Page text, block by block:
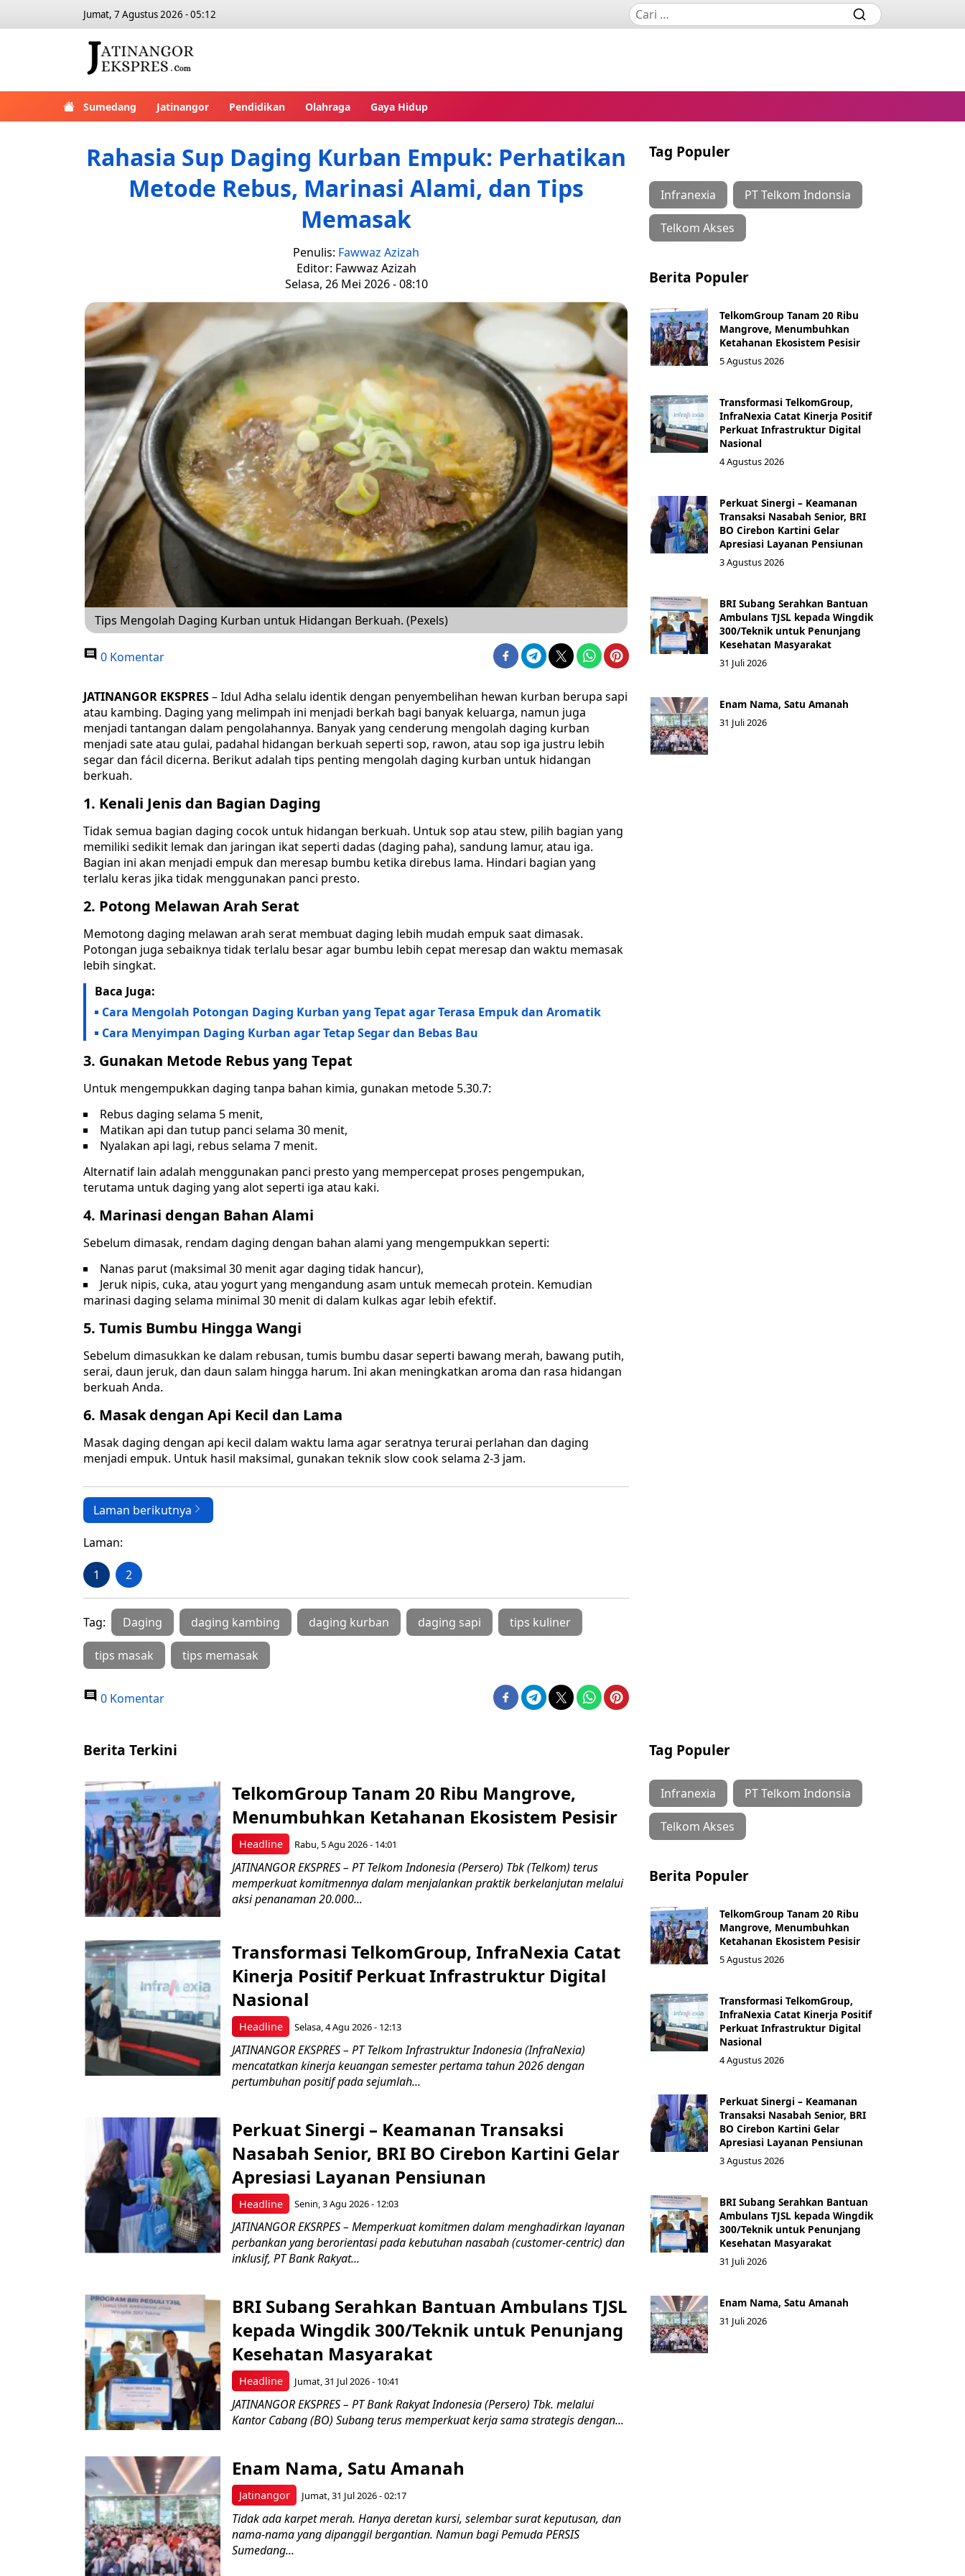
Jumat, 7 Agustus 2026 - 05:12
Sumedang Jatinangor Pendidikan Olahraga Gaya Hidup
Rahasia Sup Daging Kurban Empuk: Perhatikan
Metode Rebus, Marinasi Alami, dan Tips
Memasak
Penulis: Fawwaz Azizah
Editor: Fawwaz Azizah
Selasa, 26 Mei 2026 - 08:10
Tips Mengolah Daging Kurban untuk Hidangan Berkuah. (Pexels)
0 Komentar
JATINANGOR EKSPRES– Idul Adha selalu identik dengan penyembelihan hewan kurban berupa sapi
atau kambing. Daging yang melimpah ini menjadi berkah bagi banyak keluarga, namun juga
menjadi tantangan dalam pengolahannya. Banyak yang cenderung mengolah daging kurban
menjadi sate atau gulai, padahal hidangan berkuah seperti sop, rawon, atau sop iga justru lebih
segar dan fácil dicerna. Berikut adalah tips penting mengolah daging kurban untuk hidangan
berkuah.
1. Kenali Jenis dan Bagian Daging
Tidak semua bagian daging cocok untuk hidangan berkuah. Untuk sop atau stew, pilih bagian yang
memiliki sedikit lemak dan jaringan ikat seperti dadas (daging paha), sandung lamur, atau iga.
Bagian ini akan menjadi empuk dan meresap bumbu ketika direbus lama. Hindari bagian yang
terlalu keras jika tidak menggunakan panci presto.
2. Potong Melawan Arah Serat
Memotong daging melawan arah serat membuat daging lebih mudah empuk saat dimasak.
Potongan juga sebaiknya tidak terlalu besar agar bumbu lebih cepat meresap dan waktu memasak
lebih singkat.
Baca Juga:
Cara Mengolah Potongan Daging Kurban yang Tepat agar Terasa Empuk dan Aromatik
Cara Menyimpan Daging Kurban agar Tetap Segar dan Bebas Bau
3. Gunakan Metode Rebus yang Tepat
Untuk mengempukkan daging tanpa bahan kimia, gunakan metode 5.30.7:
Rebus daging selama 5 menit,
Matikan api dan tutup panci selama 30 menit,
Nyalakan api lagi, rebus selama 7 menit.
Alternatif lain adalah menggunakan panci presto yang mempercepat proses pengempukan,
terutama untuk daging yang alot seperti iga atau kaki.
4. Marinasi dengan Bahan Alami
Sebelum dimasak, rendam daging dengan bahan alami yang mengempukkan seperti:
Nanas parut (maksimal 30 menit agar daging tidak hancur),
Jeruk nipis, cuka, atau yogurt yang mengandung asam untuk memecah protein. Kemudian
marinasi daging selama minimal 30 menit di dalam kulkas agar lebih efektif.
5. Tumis Bumbu Hingga Wangi
Sebelum dimasukkan ke dalam rebusan, tumis bumbu dasar seperti bawang merah, bawang putih,
serai, daun jeruk, dan daun salam hingga harum. Ini akan meningkatkan aroma dan rasa hidangan
berkuah Anda.
6. Masak dengan Api Kecil dan Lama
Masak daging dengan api kecil dalam waktu lama agar seratnya terurai perlahan dan daging
menjadi empuk. Untuk hasil maksimal, gunakan teknik slow cook selama 2-3 jam.
Laman berikutnya
Laman:
1 2
Tag: Daging daging kambing daging kurban daging sapi tips kuliner
tips masak tips memasak
0 Komentar
Tag Populer
Infranexia PT Telkom Indonsia
Telkom Akses
Berita Populer
TelkomGroup Tanam 20 Ribu
Mangrove, Menumbuhkan
Ketahanan Ekosistem Pesisir
5 Agustus 2026
Transformasi TelkomGroup,
InfraNexia Catat Kinerja Positif
Perkuat Infrastruktur Digital
Nasional
4 Agustus 2026
Perkuat Sinergi – Keamanan
Transaksi Nasabah Senior, BRI
BO Cirebon Kartini Gelar
Apresiasi Layanan Pensiunan
3 Agustus 2026
BRI Subang Serahkan Bantuan
Ambulans TJSL kepada Wingdik
300/Teknik untuk Penunjang
Kesehatan Masyarakat ​
31 Juli 2026
Enam Nama, Satu Amanah
31 Juli 2026
Berita Terkini
Headline
TelkomGroup Tanam 20 Ribu Mangrove,
Menumbuhkan Ketahanan Ekosistem Pesisir
Rabu, 5 Agu 2026 - 14:01
JATINANGOR EKSPRES – PT Telkom Indonesia (Persero) Tbk (Telkom) terus
memperkuat komitmennya dalam menjalankan praktik berkelanjutan melalui
aksi penanaman 20.000...
Headline
Transformasi TelkomGroup, InfraNexia Catat
Kinerja Positif Perkuat Infrastruktur Digital
Nasional
Selasa, 4 Agu 2026 - 12:13
JATINANGOR EKSPRES – PT Telkom Infrastruktur Indonesia (InfraNexia)
mencatatkan kinerja keuangan semester pertama tahun 2026 dengan
pertumbuhan positif pada sejumlah...
Headline
Perkuat Sinergi – Keamanan Transaksi
Nasabah Senior, BRI BO Cirebon Kartini Gelar
Apresiasi Layanan Pensiunan
Senin, 3 Agu 2026 - 12:03
JATINANGOR EKSRPES – Memperkuat komitmen dalam menghadirkan layanan
perbankan yang berorientasi pada kebutuhan nasabah (customer-centric) dan
inklusif, PT Bank Rakyat...
Headline
BRI Subang Serahkan Bantuan Ambulans TJSL
kepada Wingdik 300/Teknik untuk Penunjang
Kesehatan Masyarakat ​
Jumat, 31 Jul 2026 - 10:41
JATINANGOR EKSPRES – PT Bank Rakyat Indonesia (Persero) Tbk. melalui
Kantor Cabang (BO) Subang terus memperkuat kerja sama strategis dengan...
Jatinangor
Enam Nama, Satu Amanah
Jumat, 31 Jul 2026 - 02:17
Tidak ada karpet merah. Hanya deretan kursi, selembar surat keputusan, dan
nama-nama yang dipanggil bergantian. Namun bagi Pemuda PERSIS
Sumedang...
Tag Populer
Infranexia PT Telkom Indonsia
Telkom Akses
Berita Populer
TelkomGroup Tanam 20 Ribu
Mangrove, Menumbuhkan
Ketahanan Ekosistem Pesisir
5 Agustus 2026
Transformasi TelkomGroup,
InfraNexia Catat Kinerja Positif
Perkuat Infrastruktur Digital
Nasional
4 Agustus 2026
Perkuat Sinergi – Keamanan
Transaksi Nasabah Senior, BRI
BO Cirebon Kartini Gelar
Apresiasi Layanan Pensiunan
3 Agustus 2026
BRI Subang Serahkan Bantuan
Ambulans TJSL kepada Wingdik
300/Teknik untuk Penunjang
Kesehatan Masyarakat ​
31 Juli 2026
Enam Nama, Satu Amanah
31 Juli 2026